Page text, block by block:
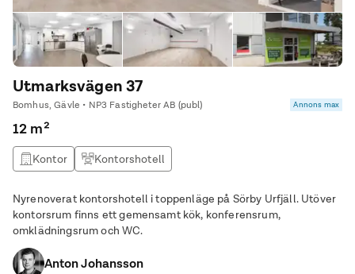
Utmarksvägen 37
Bomhus, Gävle • NP3 Fastigheter AB (publ) Annons max
12 m²
Kontor Kontorshotell
Nyrenoverat kontorshotell i toppenläge på Sörby Urfjäll. Utöver
kontorsrum finns ett gemensamt kök, konferensrum,
omklädningsrum och WC.
Anton Johansson